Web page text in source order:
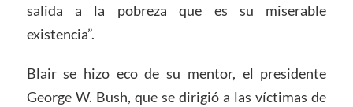
salida a la pobreza que es su miserable
existencia”.
Blair se hizo eco de su mentor, el presidente
George W. Bush, que se dirigió a las víctimas de